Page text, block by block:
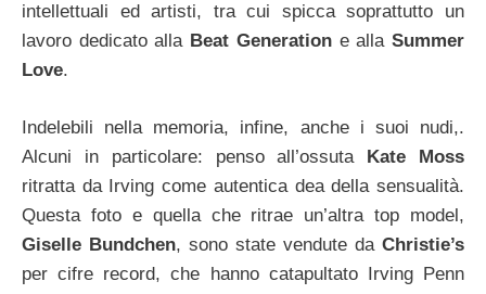
intellettuali ed artisti, tra cui spicca soprattutto un
lavoro dedicato alla Beat Generatione allaSummer
Love.
Indelebili nella memoria, infine, anche i suoi nudi,.
Alcuni in particolare: penso all’ossuta Kate Moss
ritratta da Irving come autentica dea della sensualità.
Questa foto e quella che ritrae un’altra top model,
Giselle Bundchen, sono state vendute da Christie’s
per cifre record, che hanno catapultato Irving Penn